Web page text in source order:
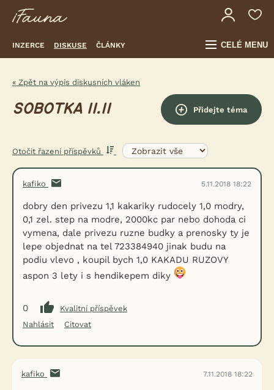
INZERCE DISKUSE ČLÁNKY CELÉ MENU
« Zpět na výpis diskusních vláken
SOBOTKA 11.11 Přidejte téma
Otočit řazení příspěvků
kafiko 5.11.2018 18:22
dobry den privezu 1,1 kakariky rudocely 1,0 modry,
0,1 zel. step na modre, 2000kc par nebo dohoda ci
vymena, dale privezu ruzne budky a prenosky ty je
lepe objednat na tel 723384940 jinak budu na
podiu vlevo , koupil bych 1,0 KAKADU RUZOVY
aspon 3 lety i s hendikepem diky
0
Kvalitní příspěvek
Nahlásit
Citovat
kafiko 7.11.2018 18:22